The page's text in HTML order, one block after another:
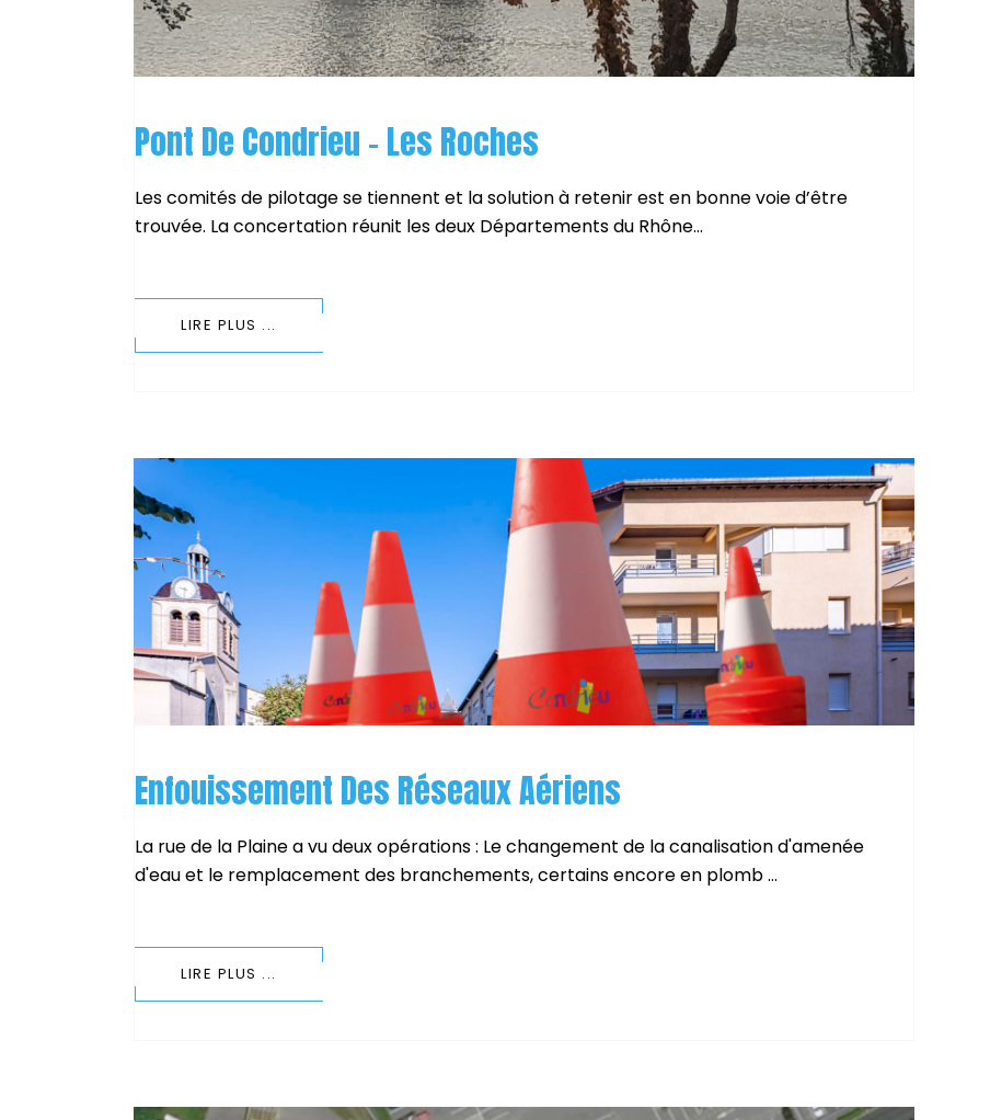
Pont De Condrieu – Les Roches
Les comités de pilotage se tiennent et la solution à retenir est en bonne voie d’être
trouvée. La concertation réunit les deux Départements du Rhône...
LIRE PLUS ...
Enfouissement Des Réseaux Aériens
La rue de la Plaine a vu deux opérations : Le changement de la canalisation d'amenée
d'eau et le remplacement des branchements, certains encore en plomb ...
LIRE PLUS ...